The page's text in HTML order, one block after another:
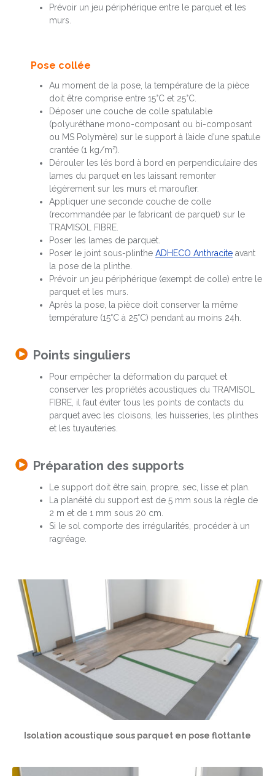
Prévoir un jeu périphérique entre le parquet et les
murs.
Pose collée
Au moment de la pose, la température de la pièce
doit être comprise entre 15°C et 25°C.
Déposer une couche de colle spatulable
(polyuréthane mono-composant ou bi-composant
ou MS Polymère) sur le support à l’aide d’une spatule
crantée (1 kg/m²).
Dérouler les lés bord à bord en perpendiculaire des
lames du parquet en les laissant remonter
légèrement sur les murs et maroufler.
Appliquer une seconde couche de colle
(recommandée par le fabricant de parquet) sur le
TRAMISOL FIBRE.
Poser les lames de parquet.
Poser le joint sous-plinthe ADHECO Anthracite avant
la pose de la plinthe.
Prévoir un jeu périphérique (exempt de colle) entre le
parquet et les murs.
Après la pose, la pièce doit conserver la même
température (15°C à 25°C) pendant au moins 24h.
Points singuliers
Pour empêcher la déformation du parquet et
conserver les propriétés acoustiques du TRAMISOL
FIBRE, il faut éviter tous les points de contacts du
parquet avec les cloisons, les huisseries, les plinthes
et les tuyauteries.
Préparation des supports
Le support doit être sain, propre, sec, lisse et plan.
La planéité du support est de 5 mm sous la règle de
2 m et de 1 mm sous 20 cm.
Si le sol comporte des irrégularités, procéder à un
ragréage.
Isolation acoustique sous parquet en pose flottante